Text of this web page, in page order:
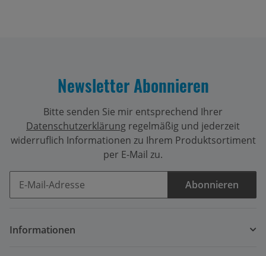
Newsletter Abonnieren
Bitte senden Sie mir entsprechend Ihrer
Datenschutzerklärung regelmäßig und jederzeit
widerruflich Informationen zu Ihrem Produktsortiment
per E-Mail zu.
Abonnieren
Informationen